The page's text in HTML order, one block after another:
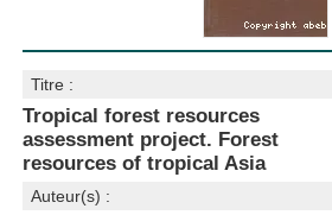
Titre :
Tropical forest resources
assessment project. Forest
resources of tropical Asia
Auteur(s) :